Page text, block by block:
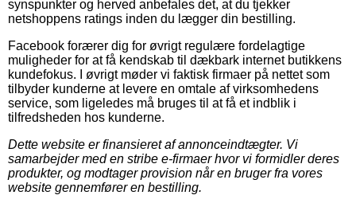
synspunkter og herved anbefales det, at du tjekker
netshoppens ratings inden du lægger din bestilling.
Facebook forærer dig for øvrigt regulære fordelagtige
muligheder for at få kendskab til dækbark internet butikkens
kundefokus. I øvrigt møder vi faktisk firmaer på nettet som
tilbyder kunderne at levere en omtale af virksomhedens
service, som ligeledes må bruges til at få et indblik i
tilfredsheden hos kunderne.
Dette website er finansieret af annonceindtægter. Vi
samarbejder med en stribe e-firmaer hvor vi formidler deres
produkter, og modtager provision når en bruger fra vores
website gennemfører en bestilling.